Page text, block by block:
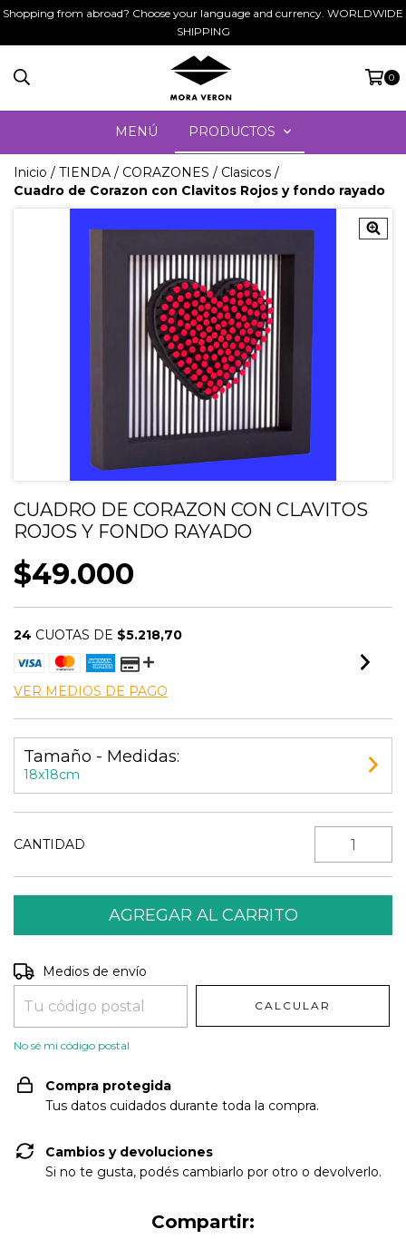
Shopping from abroad? Choose your language and currency. WORLDWIDE
SHIPPING
0
MENÚ PRODUCTOS
Inicio / TIENDA / CORAZONES / Clasicos /
Cuadro de Corazon con Clavitos Rojos y fondo rayado
CUADRO DE CORAZON CON CLAVITOS
ROJOS Y FONDO RAYADO
$49.000
24 CUOTAS DE $5.218,70
VER MEDIOS DE PAGO
Tamaño - Medidas:
18x18cm
CANTIDAD
Entregas para el CP:
Medios de envío
CALCULAR
No sé mi código postal
Compra protegida
Tus datos cuidados durante toda la compra.
Cambios y devoluciones
Si no te gusta, podés cambiarlo por otro o devolverlo.
Compartir: